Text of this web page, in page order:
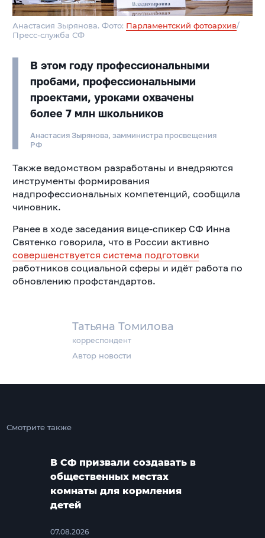
Татьяна Томилова
корреспондент
Автор новости
Анастасия Зырянова. Фото: Парламентский фотоархив/
Пресс-служба СФ
В этом году профессиональными
пробами, профессиональными
проектами, уроками охвачены
более 7 млн школьников
Анастасия Зырянова, замминистра просвещения
РФ
Также ведомством разработаны и внедряются
инструменты формирования
надпрофессиональных компетенций, сообщила
чиновник.
Ранее в ходе заседания вице-спикер СФ Инна
Святенко говорила, что в России активно
совершенствуется система подготовки
работников социальной сферы и идёт работа по
обновлению профстандартов.
Смотрите также
В СФ призвали создавать в
общественных местах
комнаты для кормления
детей
07.08.2026